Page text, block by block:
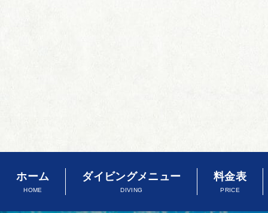
ホーム
HOME
ダイビングメニュー
DIVING
料金表
PRICE